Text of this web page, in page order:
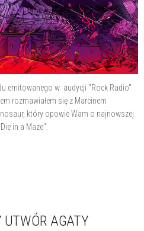
emitowanego w audycji "Rock Radio"
rozmawiałem się z Marcinem
który opowie Wam o najnowszej
in a Maze".
UTWÓR AGATY